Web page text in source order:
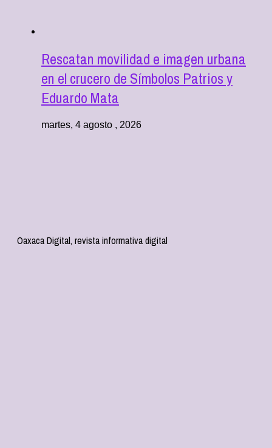
Rescatan movilidad e imagen urbana
en el crucero de Símbolos Patrios y
Eduardo Mata
martes, 4 agosto , 2026
Oaxaca Digital, revista informativa digital